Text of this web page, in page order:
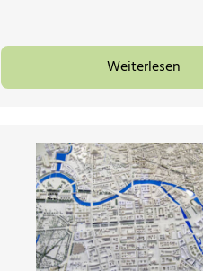
Weiterlesen